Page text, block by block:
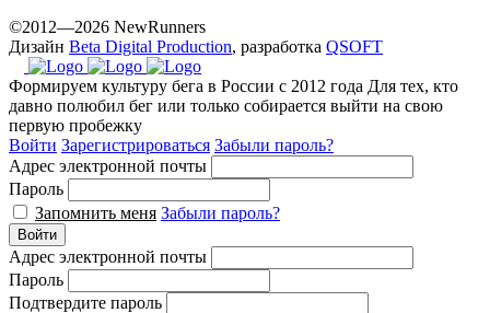
©2012—2026 NewRunners
Дизайн Beta Digital Production, разработка QSOFT
Формируем культуру бега в России с 2012 года Для тех, кто
давно полюбил бег или только собирается выйти на свою
первую пробежку
Войти Зарегистрироваться Забыли пароль?
Адрес электронной почты
Пароль
Запомнить меня Забыли пароль?
Войти
Адрес электронной почты
Пароль
Подтвердите пароль